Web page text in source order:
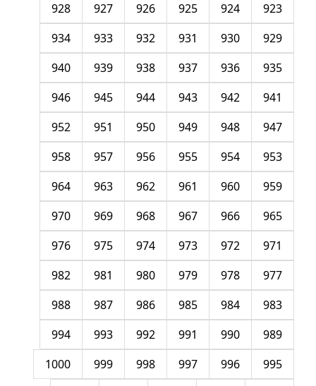
923
924
925
926
927
928
929
930
931
932
933
934
935
936
937
938
939
940
941
942
943
944
945
946
947
948
949
950
951
952
953
954
955
956
957
958
959
960
961
962
963
964
965
966
967
968
969
970
971
972
973
974
975
976
977
978
979
980
981
982
983
984
985
986
987
988
989
990
991
992
993
994
995
996
997
998
999
1000